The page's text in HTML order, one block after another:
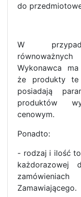
do
W
Wykonawca
że produkty te
posiadają
produktów
cenowym.
Ponadto:
- rodzaj i ilość
każdorazowej
Zamawiającego.